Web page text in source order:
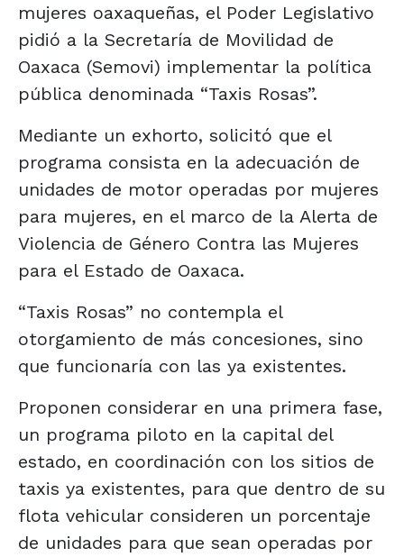
mujeres oaxaqueñas, el Poder Legislativo
pidió a la Secretaría de Movilidad de
Oaxaca (Semovi) implementar la política
pública denominada “Taxis Rosas”.
Mediante un exhorto, solicitó que el
programa consista en la adecuación de
unidades de motor operadas por mujeres
para mujeres, en el marco de la Alerta de
Violencia de Género Contra las Mujeres
para el Estado de Oaxaca.
“Taxis Rosas” no contempla el
otorgamiento de más concesiones, sino
que funcionaría con las ya existentes.
Proponen considerar en una primera fase,
un programa piloto en la capital del
estado, en coordinación con los sitios de
taxis ya existentes, para que dentro de su
flota vehicular consideren un porcentaje
de unidades para que sean operadas por